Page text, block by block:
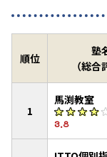
順位
塾
（総合
1
馬渕教室
3.8